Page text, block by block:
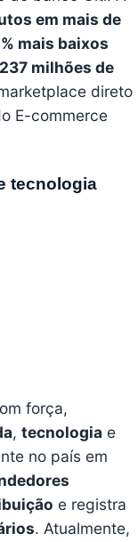
em mais de
mais baixos
237 milhões de
direto
E-commerce
tecnologia
força,
, tecnologia e
no país em
e registra
. Atualmente,